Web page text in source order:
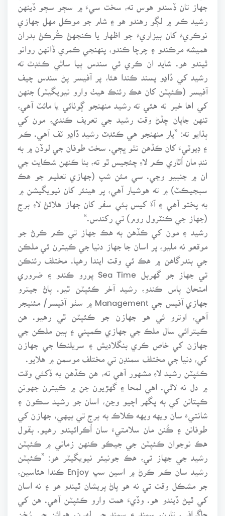
جهاز تان ڏسندو هوس ته، سخت سيءَ ۾ سڄو سڄو ڏينهن
رشيد ڪم ۾ لڳو رهندو هو ۽ شام جو موڪل مهل جهازي
نوڪريءَ کان بيزاريءَ جو اظهار يا ڪنجهڻ ڪُرڪڻ بدران
هميشه مرڪندو ۽ چرچا ڪندو، پنهنجي ڪمري ڏانهن روانو
ٿيندو هو. شايد ان ڪري ئي سندس ٻيا ساٿي ڪئڊٽ ته
رشيد کي ڏاڍو پسند ڪندا هئا، پر آفيسر پڻ سندس چيف
آفيسر (ڪئپٽن کان هڪ رئنڪ هيٺ وارو نيويگيٽر) جنهن
کي اها خبر نه هئي ته رشيد منهنجو ڳوٺائي يا مائٽ آهي،
تنهن جاپان ڇڏڻ وقت رشيد جي تعريف ڪندي، مون کي
ٻڌايو ته: ”يار منهنجو هي ڪئڊٽ رشيد ڏاڍو ٽف آهي. ڪم
۽ ڊيوٽيءَ کان ڪڏهن نٿو ڀڄي. سخت طوفان جي لوڏن ۾ به
ننڊ مان اُٿاري ڪم لاءِ چئجيس ٿو ته، بنا ڪنهن شڪايت جي
ان ۾ جنبيو وڃي. سي مئن شپ (جهازي تعليم جو هڪ
سبجيڪٽ) ۾ ته هوشيار آهي، پر هينئر کان نيويگيشن ۾
به پختو آهي ۽ آءٌ کيس ٻئي سفر کان جهاز هلائڻ لاءِ برج
(جهاز جي ڪنٽرول روم) تي رکندس.“
رشيد ۽ مون کي ڪڏهن به هڪ جهاز تي ڪم ڪرڻ جو
موقعو نه مليو، پر اسان جا جهاز دنيا جي ڪيترن ئي ملڪن
جي بندرگاهن ۾ هڪ ئي وقت ايندا رهيا. مختلف رئنڪن
امتحان پاس ڪندو، رشيد آخر ڪئپٽن ٿيو. پاڻ جيترو
جهازي آفيس جي Management ۾ سٺو آفيسر/ مئنيجر
آهي، اوترو ئي هو جهازن جو ڪئپٽن ٿي رهيو. هن
ڪيترائي سال ملڪ جي جهازي ڪمپني ۽ ٻين ملڪن جي
جهازن کي خاص ڪري بنگلاديش ۽ سريلنڪا جي جهازن
کي، دنيا جي مختلف سمنڊن تي مختلف موسمن ۾ هلايو.
ڪئپٽن رشيد لاءِ مشهور آهي ته، هن ڪڏهن به ڏکئي وقت
۾ دل نه لاٿي. اهي لمحا ۽ گهڙيون جن ۾ ڪيترن جهونن
ڪپتانن کي به پگهر اچيو وڃن، اسان جو رشيد سڪون ۽
شانتيءَ سان ويهه ويهه ڪلاڪ به برج تي بيهي، جهازن کي
طوفانن ۽ ڪُنن مان سلامتيءَ سان اُڪرائيندو رهيو. بقول
هڪ نوجوان ڪئپٽن جي جيڪو ڪنهن زماني ۾ ڪئپٽن
رشيد جي جهاز تي، هڪ جونيئر نيويگيٽر هو: ”ڪئپٽن
رشيد سان ڪم ڪرڻ ۾ اسين سڀ Enjoy ڪندا هئاسين،
جو مشڪل وقت تي نه هو پاڻ پريشان ٿيندو هو ۽ نه اسان
کي ٿيڻ ڏيندو هو. وڏيءَ همت وارو ڪئپٽن آهي. هن کي
جاگرافي، تارن، سمنڊ ۽ سمنڊ جي لهرن، هوائن جي رُخن